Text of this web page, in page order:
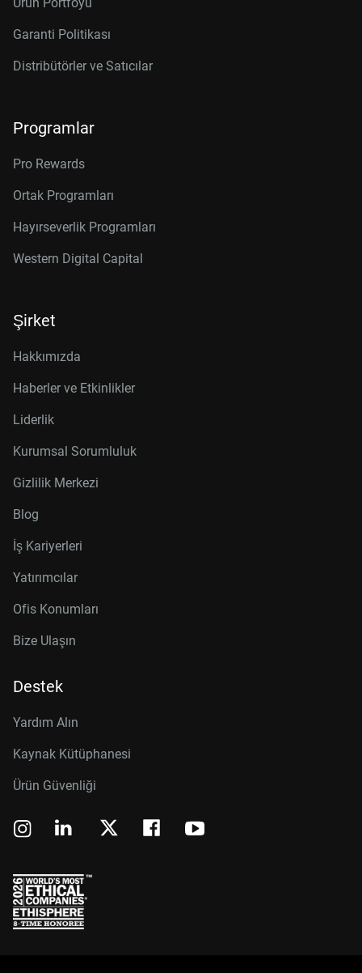
Garanti Politikası
Distribütörler ve Satıcılar
Programlar
Pro Rewards
Ortak Programları
Hayırseverlik Programları
Western Digital Capital
Şirket
Hakkımızda
Haberler ve Etkinlikler
Liderlik
Kurumsal Sorumluluk
Gizlilik Merkezi
Blog
İş Kariyerleri
Yatırımcılar
Ofis Konumları
Bize Ulaşın
Destek
Yardım Alın
Kaynak Kütüphanesi
Ürün Güvenliği